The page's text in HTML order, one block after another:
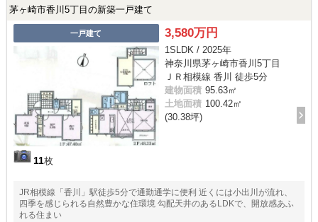
茅ヶ崎市香川5丁目の新築一戸建て
一戸建て
11枚
3,580万円
1SLDK / 2025年
神奈川県茅ヶ崎市香川5丁目
ＪＲ相模線 香川 徒歩5分
建物面積 95.63㎡
土地面積 100.42㎡
(30.38坪)
JR相模線「香川」駅徒歩5分で通勤通学に便利 近くには小出川が流れ、
四季を感じられる自然豊かな住環境 勾配天井のあるLDKで、開放感あふ
れる住まい